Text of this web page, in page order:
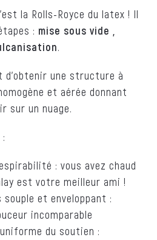
la Rolls-Royce du latex ! Il
: mise sous vide ,
.
d’obtenir une structure à
et aérée donnant
sur un nuage.
: vous avez chaud
est votre meilleur ami !
et enveloppant :
incomparable
du soutien :